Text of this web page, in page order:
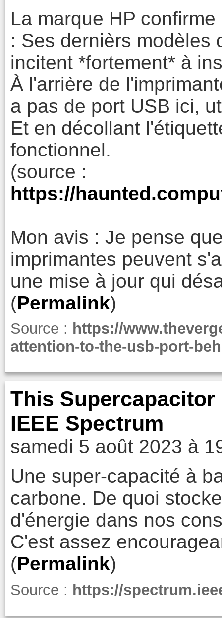
La marque HP
: Ses dernièrs modèles
incitent *fortement* à
À l'arrière de
a pas de port USB ici,
Et en décollant
fonctionnel.
(source :
https://
Mon avis : Je pense
imprimantes peuvent
une mise à jour qui
(Permalink)
Source : https://
attention-to-the-usb-port-
This Supercapacitor
IEEE Spectrum
samedi 5 août 2023 à
Une super-capacité à
carbone. De quoi
d'énergie dans nos
C'est assez
(Permalink)
Source : https://